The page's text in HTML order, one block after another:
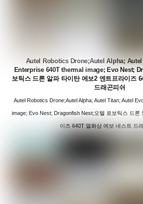
Autel Robotics Drone;Autel Alpha;
Enterprise 640T thermal image; Evo Nest;
보틱스 드론 알파 타이탄 에보2 엔트프라이즈
드래곤피쉬
Autel Robotics Drone;Autel Alpha; Autel Titan; Autel
image; Evo Nest; Dragonfish Nest;오텔 로보틱스 드론
이즈 640T 열화상 에보 네스트 드